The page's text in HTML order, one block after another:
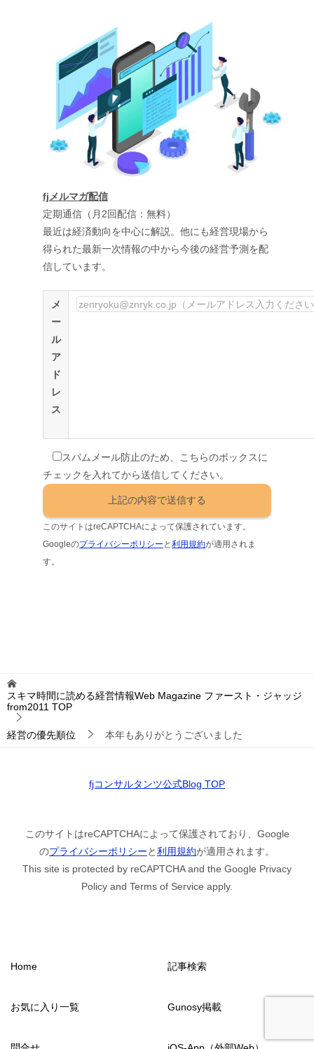
fjメルマガ配信
定期通信（月2回配信：無料）
最近は経済動向を中心に解説。他にも経営現場から
得られた最新一次情報の中から今後の経営予測を配
信しています。
メ
ー
ル
ア
ド
レ
ス
スパムメール防止のため、こちらのボックスに
チェックを入れてから送信してください。
このサイトはreCAPTCHAによって保護されています。
Googleのプライバシーポリシー と利用規約が適用されま
す。
スキマ時間に読める経営情報Web Magazine ファースト・ジャッジ
from2011 TOP
経営の優先順位 本年もありがとうございました
fjコンサルタンツ公式Blog TOP
このサイトはreCAPTCHAによって保護されており、Google
のプライバシーポリシーと利用規約が適用されます。
This site is protected by reCAPTCHA and the Google Privacy
Policy and Terms of Service apply.
Home 記事検索
お気に入り一覧 Gunosy掲載